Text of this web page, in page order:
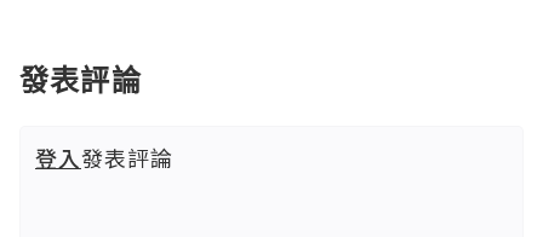
發表評論
登入發表評論